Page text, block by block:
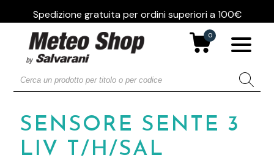
Spedizione gratuita per ordini superiori a 100€
0
SENSORE SENTE 3
LIV T/H/SAL